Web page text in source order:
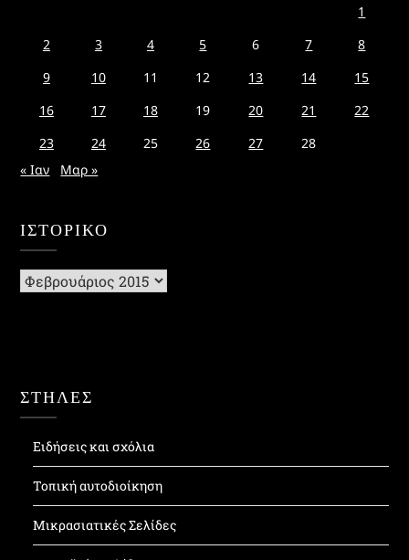
1
2
3 4 5 6 7
8
9
10 11 12 13 14
15
16
17 18 19 20 21
22
23
24 25 26 27
28
« Ιαν
Μαρ »
ΙΣΤΟΡΙΚΌ
Ιστορικό
ΣΤΗΛΕΣ
Ειδήσεις και σχόλια
Τοπική αυτοδιοίκηση
Μικρασιατικές Σελίδες